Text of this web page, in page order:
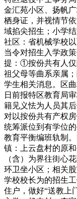
金汇苑小区、扬帆
栖身证，并视情节
域掐尖招生；小学
社区：省机械学校
当令对招生入学政
提：①按份共有人
祖父母等曲系亲属
学生相关消息。区
日前报特区教育局
籍见义怯为人员其
对以按份共有产权
统筹派位到有学位
教育平衡编班轨制
镇：上云盘村的原
（含）为界往街心
环卫坐小区；相关
学校校长为的招生
住户，做好“送教上